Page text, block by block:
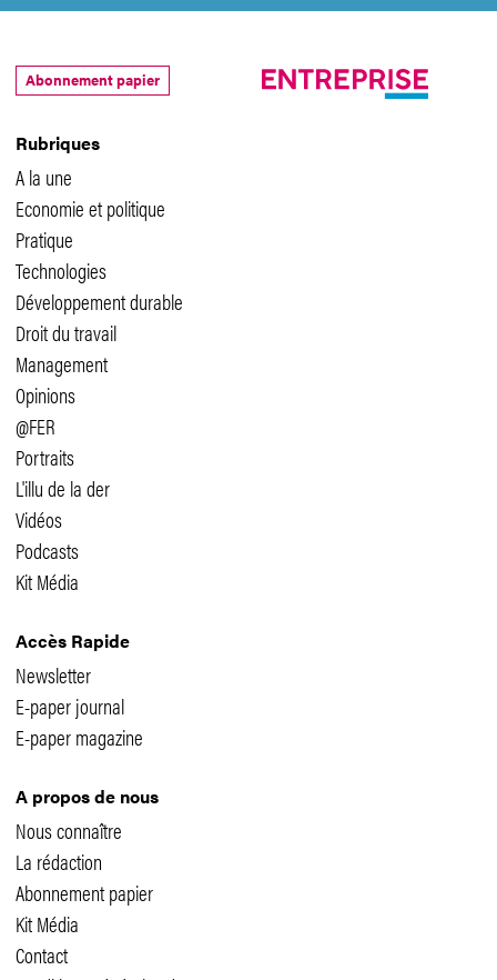
Rubriques
A la une
Economie et politique
Pratique
Technologies
Développement durable
Droit du travail
Management
Opinions
@FER
Portraits
L'illu de la der
Vidéos
Podcasts
Kit Média
Accès Rapide
Newsletter
E-paper journal
E-paper magazine
A propos de nous
Nous connaître
La rédaction
Abonnement papier
Kit Média
Contact
Abonnement papier